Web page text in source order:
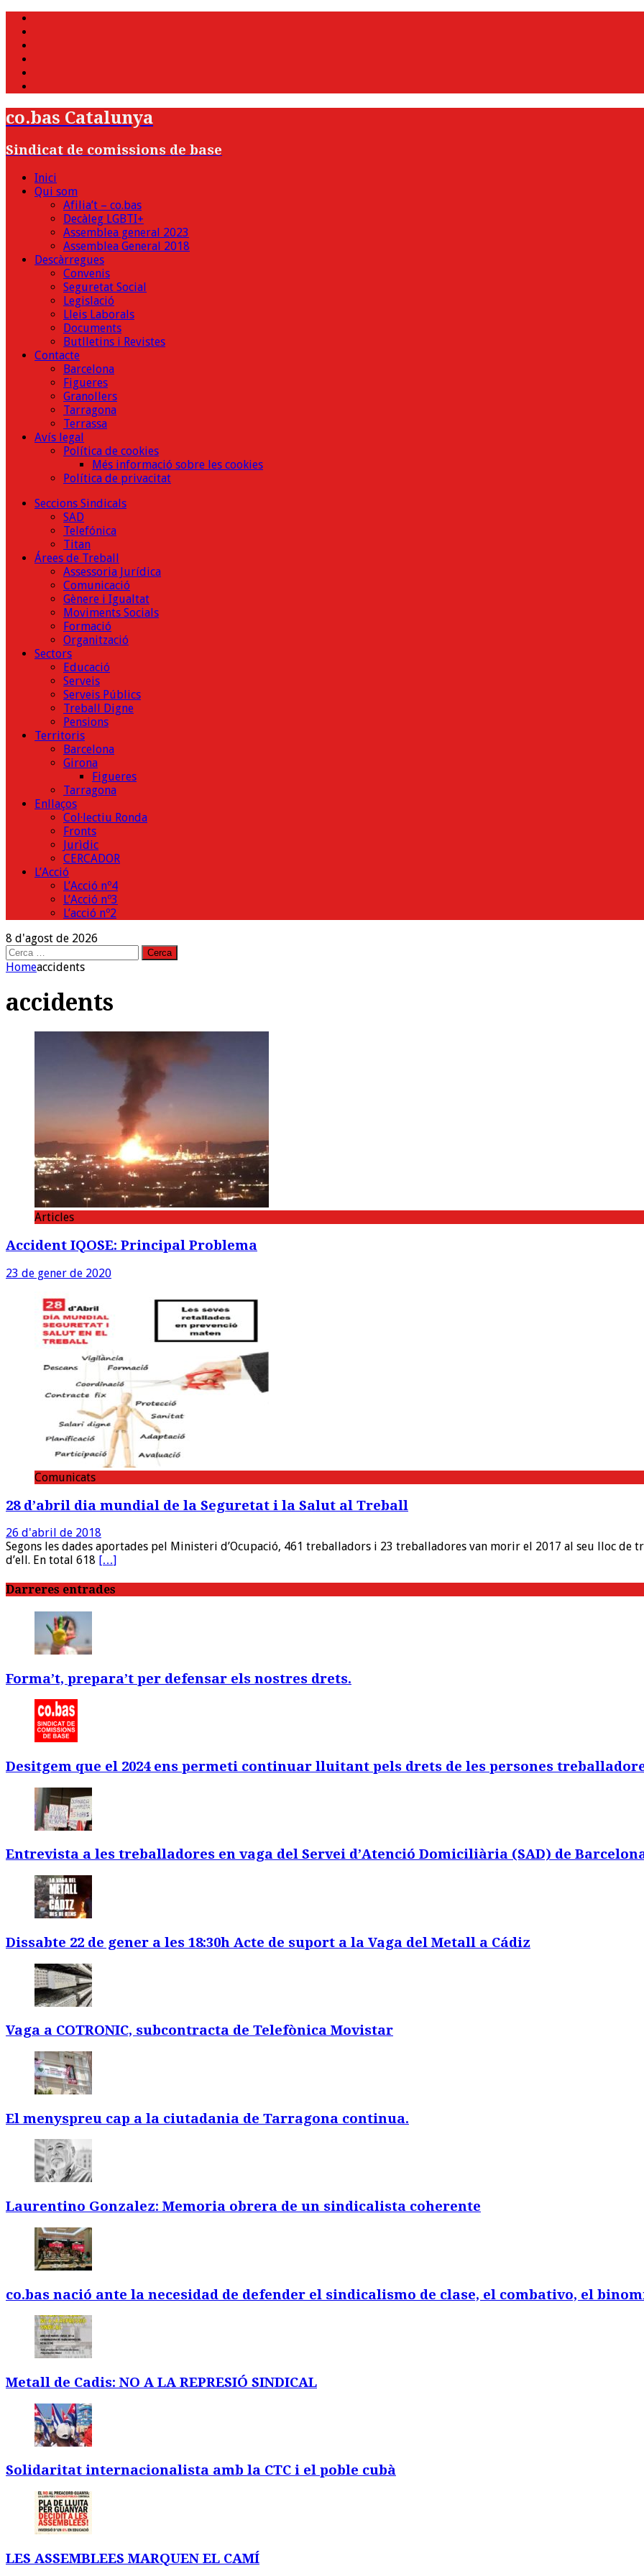
co.bas Catalunya
Sindicat de comissions de base
Inici
Qui som
Afilia’t – co.bas
Decàleg LGBTI+
Assemblea general 2023
Assemblea General 2018
Descàrregues
Convenis
Seguretat Social
Legislació
Lleis Laborals
Documents
Butlletins i Revistes
Contacte
Barcelona
Figueres
Granollers
Tarragona
Terrassa
Avís legal
Política de cookies
Més informació sobre les cookies
Política de privacitat
Seccions Sindicals
SAD
Telefónica
Titan
Árees de Treball
Assessoria Jurídica
Comunicació
Gènere i Igualtat
Moviments Socials
Formació
Organització
Sectors
Educació
Serveis
Serveis Públics
Treball Digne
Pensions
Territoris
Barcelona
Girona
Figueres
Tarragona
Enllaços
Col·lectiu Ronda
Fronts
Jurìdic
CERCADOR
L’Acció
L’Acció nº4
L’Acció nº3
L’acció nº2
8 d'agost de 2026
Cerca:
Homeaccidents
accidents
Articles
Accident IQOSE: Principal Problema
23 de gener de 2020
Comunicats
28 d’abril dia mundial de la Seguretat i la Salut al Treball
26 d'abril de 2018
Segons les dades aportades pel Ministeri d’Ocupació, 461 treballadors i 23 treballadores van morir el 2017 al seu lloc de
d’ell. En total 618 […]
Darreres entrades
Forma’t, prepara’t per defensar els nostres drets.
Desitgem que el 2024 ens permeti continuar lluitant pels drets de les persones
Entrevista a les treballadores en vaga del Servei d’Atenció Domiciliària (SAD) de
Dissabte 22 de gener a les 18:30h Acte de suport a la Vaga del Metall a Cádiz
Vaga a COTRONIC, subcontracta de Telefònica Movistar
El menyspreu cap a la ciutadania de Tarragona continua.
Laurentino Gonzalez: Memoria obrera de un sindicalista coherente
co.bas nació ante la necesidad de defender el sindicalismo de clase, el combativo, el
Metall de Cadis: NO A LA REPRESIÓ SINDICAL
Solidaritat internacionalista amb la CTC i el poble cubà
LES ASSEMBLEES MARQUEN EL CAMÍ